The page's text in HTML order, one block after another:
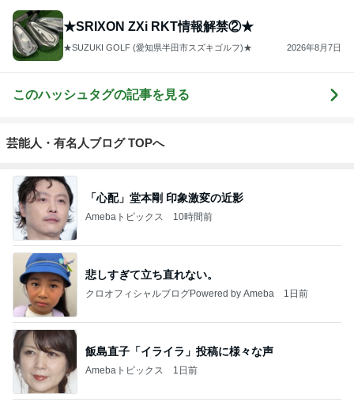
★SRIXON ZXi RKT情報解禁②★
★SUZUKI GOLF (愛知県半田市スズキゴルフ)★ 2026年8月7日
このハッシュタグの記事を見る
芸能人・有名人ブログ TOPへ
「心配」堂本剛 印象激変の近影
Amebaトピックス 10時間前
悲しすぎて立ち直れない。
クロオフィシャルブログPowered by Ameba 1日前
飯島直子「イライラ」投稿に様々な声
Amebaトピックス 1日前